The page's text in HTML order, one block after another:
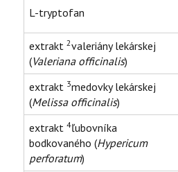
L-tryptofan
extrakt2valeriány lekárskej
(Valeriana officinalis)
extrakt 3medovky lekárskej
(Melissa officinalis)
extrakt4ľubovníka
bodkovaného (Hypericum
perforatum)